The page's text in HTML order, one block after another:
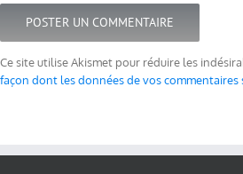
Ce site utilise Akismet pour réduire les
façon dont les données de vos